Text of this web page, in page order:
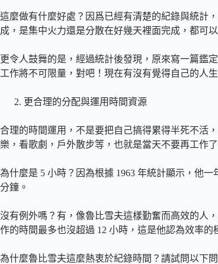
這麼做有什麼好處？因爲已經有清楚的紀錄與統計
成，是集中火力還是分散在好幾天裡面完成，都可
更令人鼓舞的是，經過統計後發現，原來寫一篇鑑
工作將不可限量，對吧！現在有沒有覺得自己的人
更合理的分配與運用時間資源
合理的時間運用，不是要把自己搞得累得半死不活
樂，看歌劇，戶外散步等，也就是當天不要再工作了
為什麼是 5 小時？因為根據 1963 年統計顯示，他
分鐘。
沒有例外嗎？有，像魯比雪夫這樣勤奮而高效的人
作的時間最多也沒超過 12 小時，這是他認為效率的
為什麼魯比雪夫這麼熱衷於紀錄時間？請試問以下問